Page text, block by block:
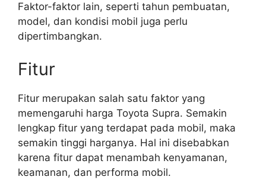
Faktor-faktor lain, seperti tahun pembuatan,
model, dan kondisi mobil juga perlu
dipertimbangkan.
Fitur
Fitur merupakan salah satu faktor yang
memengaruhi harga Toyota Supra. Semakin
lengkap fitur yang terdapat pada mobil, maka
semakin tinggi harganya. Hal ini disebabkan
karena fitur dapat menambah kenyamanan,
keamanan, dan performa mobil.